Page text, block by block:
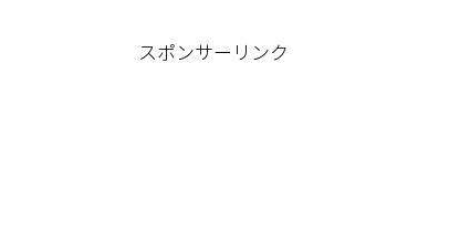
スポンサーリンク